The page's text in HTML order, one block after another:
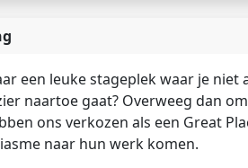
een leuke stageplek waar je
naartoe gaat? Overweeg dan
ons verkozen als een Great
naar hun werk komen.